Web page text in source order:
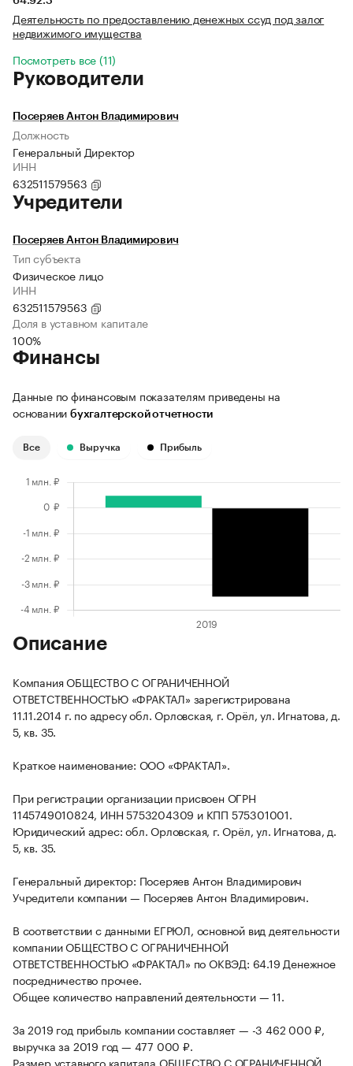
Деятельность по предоставлению денежных ссуд под залог
недвижимого имущества
Посмотреть все (11)
Руководители
Посеряев Антон Владимирович
Должность
Генеральный Директор
ИНН
632511579563
Учредители
Посеряев Антон Владимирович
Тип субъекта
Физическое лицо
ИНН
632511579563
Доля в уставном капитале
100%
Финансы
Данные по финансовым показателям приведены на
основании бухгалтерской отчетности
Все Выручка Прибыль
Описание
Компания ОБЩЕСТВО С ОГРАНИЧЕННОЙ
ОТВЕТСТВЕННОСТЬЮ «ФРАКТАЛ» зарегистрирована
11.11.2014 г. по адресу обл. Орловская, г. Орёл, ул. Игнатова, д.
5, кв. 35.
Краткое наименование: ООО «ФРАКТАЛ».
При регистрации организации присвоен ОГРН
1145749010824, ИНН 5753204309 и КПП 575301001.
Юридический адрес: обл. Орловская, г. Орёл, ул. Игнатова, д.
5, кв. 35.
Генеральный директор: Посеряев Антон Владимирович
Учредители компании — Посеряев Антон Владимирович.
В соответствии с данными ЕГРЮЛ, основной вид деятельности
компании ОБЩЕСТВО С ОГРАНИЧЕННОЙ
ОТВЕТСТВЕННОСТЬЮ «ФРАКТАЛ» по ОКВЭД: 64.19 Денежное
посредничество прочее.
Общее количество направлений деятельности — 11.
За 2019 год прибыль компании составляет — -3 462 000 ₽,
выручка за 2019 год — 477 000 ₽.
Размер уставного капитала ОБЩЕСТВО С ОГРАНИЧЕННОЙ